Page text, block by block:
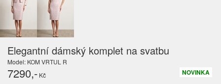
Elegantní dámský komplet na svatbu
Model: KOM VRTUL R
NOVINKA
7290,- Kč